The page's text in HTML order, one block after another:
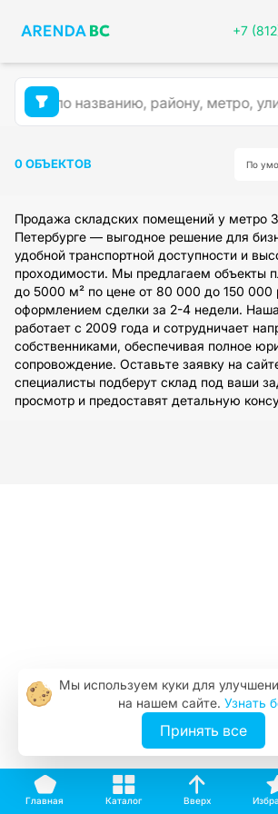
+7
0 ОБЪЕКТОВ По
Продажа складских помещений у метро
Петербурге — выгодное решение для
удобной транспортной доступности и
проходимости. Мы предлагаем объекты
до 5000 м² по цене от 80 000 до 150 000
оформлением сделки за 2-4 недели.
работает с 2009 года и сотрудничает
собственниками, обеспечивая полное
сопровождение. Оставьте заявку на
специалисты подберут склад под ваши
просмотр и предоставят детальную
Главная Каталог Вверх
Мы используем куки для
на нашем сайте. Узнать
Принять все